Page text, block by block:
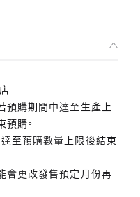
預購期間中達至生產上
購。
至預購數量上限後結束
會更改發售預定月份再